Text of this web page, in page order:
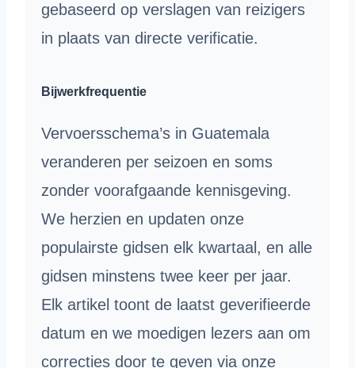
gebaseerd op verslagen van reizigers
in plaats van directe verificatie.
Bijwerkfrequentie
Vervoersschema’s in Guatemala
veranderen per seizoen en soms
zonder voorafgaande kennisgeving.
We herzien en updaten onze
populairste gidsen elk kwartaal, en alle
gidsen minstens twee keer per jaar.
Elk artikel toont de laatst geverifieerde
datum en we moedigen lezers aan om
correcties door te geven via onze